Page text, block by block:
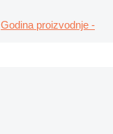
Godina proizvodnje -